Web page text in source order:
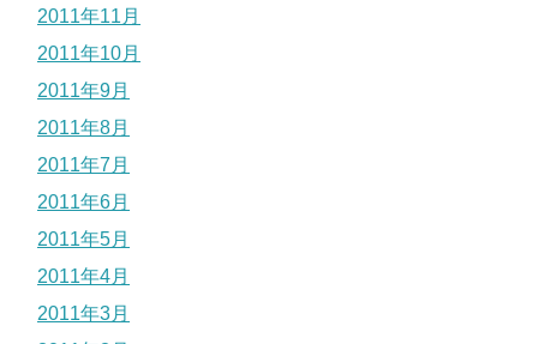
2011年11月
2011年10月
2011年9月
2011年8月
2011年7月
2011年6月
2011年5月
2011年4月
2011年3月